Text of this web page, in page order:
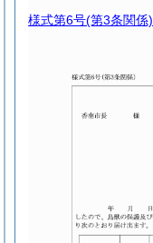
様式第6号(第3条関係)